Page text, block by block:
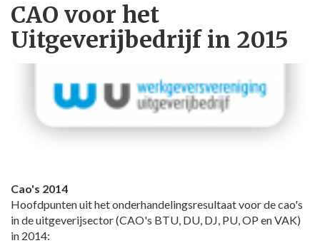
CAO voor het
Uitgeverijbedrijf in 2015
Cao's 2014
Hoofdpunten uit het onderhandelingsresultaat voor de cao's
in de uitgeverijsector (CAO's BTU, DU, DJ, PU, OP en VAK)
in 2014: